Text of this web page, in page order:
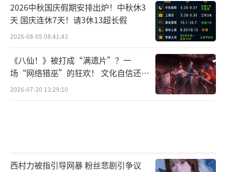
2026中秋国庆假期安排出炉！中秋休3
天 国庆连休7天！请3休13超长假
2026-08-05 08:41:43
《八仙！》被打成“满遗片”？一
场“网络猎巫”的狂欢！ 文化自信还是
焦虑？
2026-07-20 13:29:10
西村力被指引导网暴 粉丝悲剧引争议